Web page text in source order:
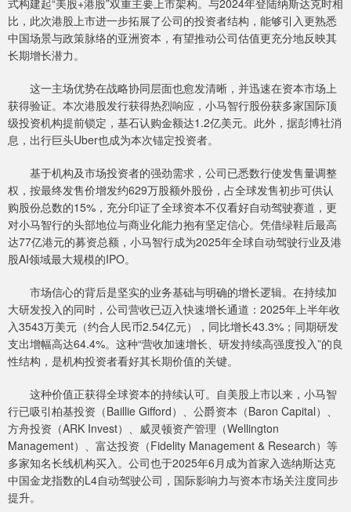
式构建起“美股+港股”双重主要上市架构。与2024年登陆纳斯达克时相
比，此次港股上市进一步拓展了公司的投资者结构，能够引入更熟悉
中国场景与政策脉络的亚洲资本，有望推动公司估值更充分地反映其
长期增长潜力。
这一主场优势在战略协同层面也愈发清晰，并迅速在资本市场上
获得验证。本次港股发行获得热烈响应，小马智行股份获多家国际顶
级投资机构提前锁定，基石认购金额达1.2亿美元。此外，据彭博社消
息，出行巨头Uber也成为本次锚定投资者。
基于机构及市场投资者的强劲需求，公司已悉数行使发售量调整
权，按最终发售价增发约629万股额外股份，占全球发售初步可供认
购股份总数的15%，充分印证了全球资本不仅看好自动驾驶赛道，更
对小马智行的头部地位与商业化能力抱有坚定信心。凭借绿鞋后最高
达77亿港元的募资总额，小马智行成为2025年全球自动驾驶行业及港
股AI领域最大规模的IPO。
市场信心的背后是坚实的业务基础与明确的增长逻辑。在持续加
大研发投入的同时，公司营收已迈入快速增长通道：2025年上半年收
入3543万美元（约合人民币2.54亿元），同比增长43.3%；同期研发
支出增幅高达64.4%。这种“营收加速增长、研发持续高强度投入”的良
性结构，是机构投资者看好其长期价值的关键。
这种价值正获得全球资本的持续认可。自美股上市以来，小马智
行已吸引柏基投资（Baillie Gifford）、公爵资本（Baron Capital）、
方舟投资（ARK Invest）、威灵顿资产管理（Wellington
Management）、富达投资（Fidelity Management & Research）等
多家知名长线机构买入。公司也于2025年6月成为首家入选纳斯达克
中国金龙指数的L4自动驾驶公司，国际影响力与资本市场关注度同步
提升。